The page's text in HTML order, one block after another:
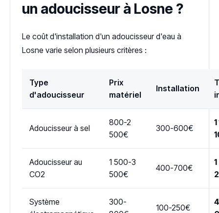
un adoucisseur à Losne ?
Le coût d'installation d'un adoucisseur d'eau à
Losne varie selon plusieurs critères :
Type
d'adoucisseur
Prix
matériel
Installation
Adoucisseur à sel
800-2
500€
300-600€
Adoucisseur au
CO2
1 500-3
500€
400-700€
Système
300-
100-250€